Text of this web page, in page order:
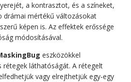
a kontrasztot, és a színeket,
drámai mértékű változásokat
képen is. Az effektek erőssége
módosításával.
eszközökkel
rétegek láthatóságát. A rétegelt
vagy elrejthetjük egy-egy